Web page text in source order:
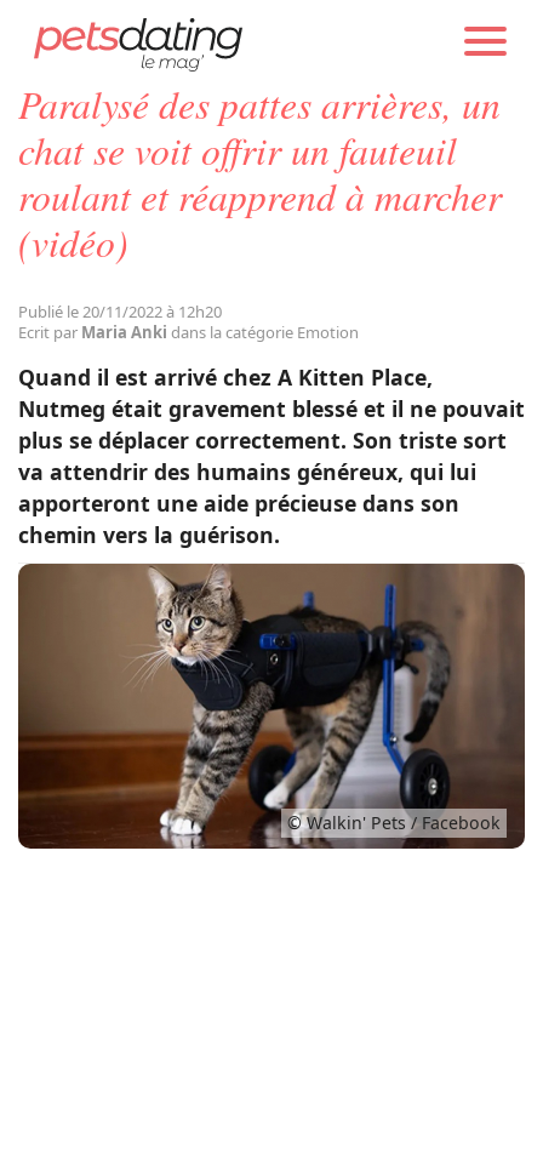
Chien
Chat
Tops
Sauvetages
PETS DATING ACTUALITÉS EMOTION
Paralysé des pattes arrières, un
chat se voit offrir un fauteuil
roulant et réapprend à marcher
(vidéo)
Publié le 20/11/2022 à 12h20
Ecrit par Maria Anki dans la catégorie Emotion
Quand il est arrivé chez A Kitten Place,
Nutmeg était gravement blessé et il ne pouvait
plus se déplacer correctement. Son triste sort
va attendrir des humains généreux, qui lui
apporteront une aide précieuse dans son
chemin vers la guérison.
© Walkin' Pets / Facebook